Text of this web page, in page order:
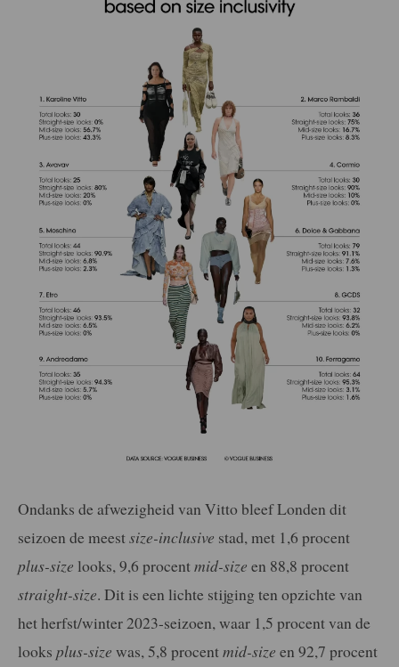
Ondanks de afwezigheid van Vitto bleef Londen dit
seizoen de meestsize-inclusive stad, met 1,6 procent
plus-size looks, 9,6 procentmid-size en 88,8 procent
straight-size. Dit is een lichte stijging ten opzichte van
het herfst/winter 2023-seizoen, waar 1,5 procent van de
looks plus-size was, 5,8 procentmid-size en 92,7 procent